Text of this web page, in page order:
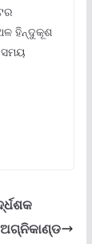
ହିନ୍ଦୁକୂଶ
ସମୟ